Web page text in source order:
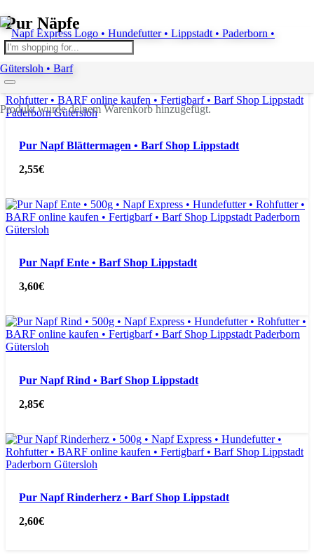
Produktwurde deinem Warenkorb hinzugefügt.
Pur Näpfe
Hundefutter
Pur Napf Blättermagen • Barf Shop Lippstadt
2,55€
Pur Napf Ente • Barf Shop Lippstadt
3,60€
Pur Napf Rind • Barf Shop Lippstadt
2,85€
Pur Napf Rinderherz • Barf Shop Lippstadt
2,60€